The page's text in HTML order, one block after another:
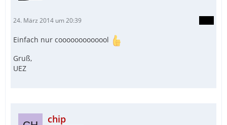
24. März 2014 um 20:39
Einfach nur cooooooooooool
Gruß,
UEZ
chip